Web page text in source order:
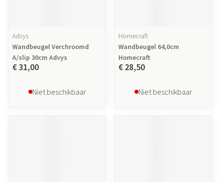
Advys
Wandbeugel Verchroomd
A/slip 30cm Advys
€ 31,00
Niet beschikbaar
Homecraft
Wandbeugel 64,0cm
Homecraft
€ 28,50
Niet beschikbaar